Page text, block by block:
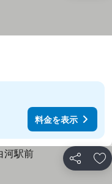
料金を表示
シェア お